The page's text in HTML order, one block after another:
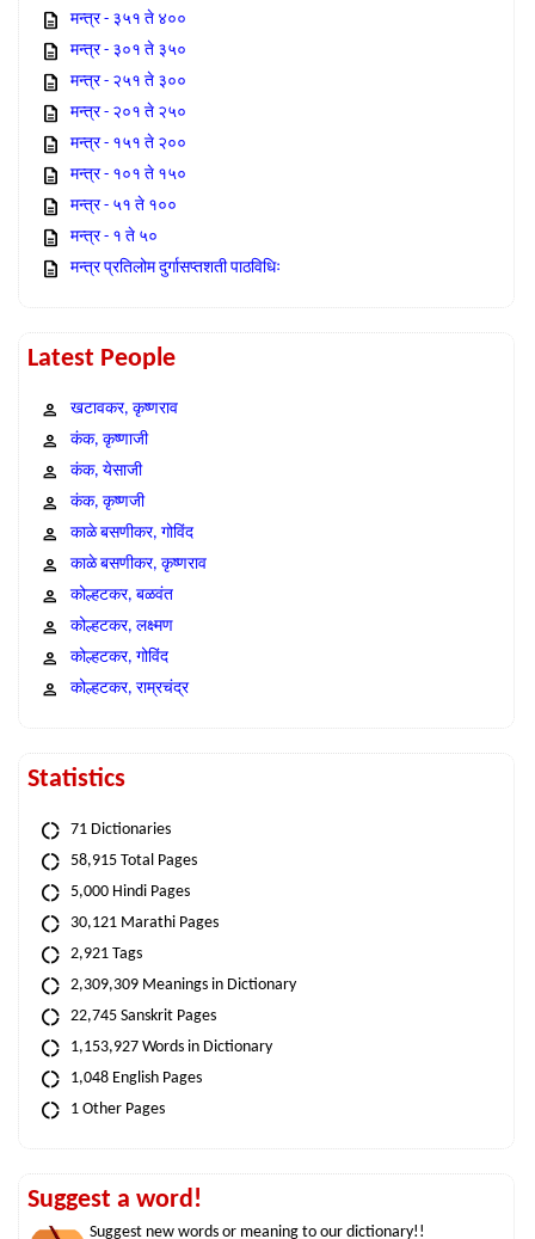
मन्त्र - ३५१ ते ४००
मन्त्र - ३०१ ते ३५०
मन्त्र - २५१ ते ३००
मन्त्र - २०१ ते २५०
मन्त्र - १५१ ते २००
मन्त्र - १०१ ते १५०
मन्त्र - ५१ ते १००
मन्त्र - १ ते ५०
मन्त्र प्रतिलोम दुर्गासप्तशती पाठविधिः
Latest People
खटावकर, कृष्णराव
कंक, कृष्णाजी
कंक, येसाजी
कंक, कृष्णजी
काळे बसणीकर, गोविंद
काळे बसणीकर, कृष्णराव
कोल्हटकर, बळवंत
कोल्हटकर, लक्ष्मण
कोल्हटकर, गोविंद
कोल्हटकर, राम्रचंद्र
Statistics
71 Dictionaries
58,915 Total Pages
5,000 Hindi Pages
30,121 Marathi Pages
2,921 Tags
2,309,309 Meanings in Dictionary
22,745 Sanskrit Pages
1,153,927 Words in Dictionary
1,048 English Pages
1 Other Pages
Suggest a word!
Suggest new words or meaning to our dictionary!!